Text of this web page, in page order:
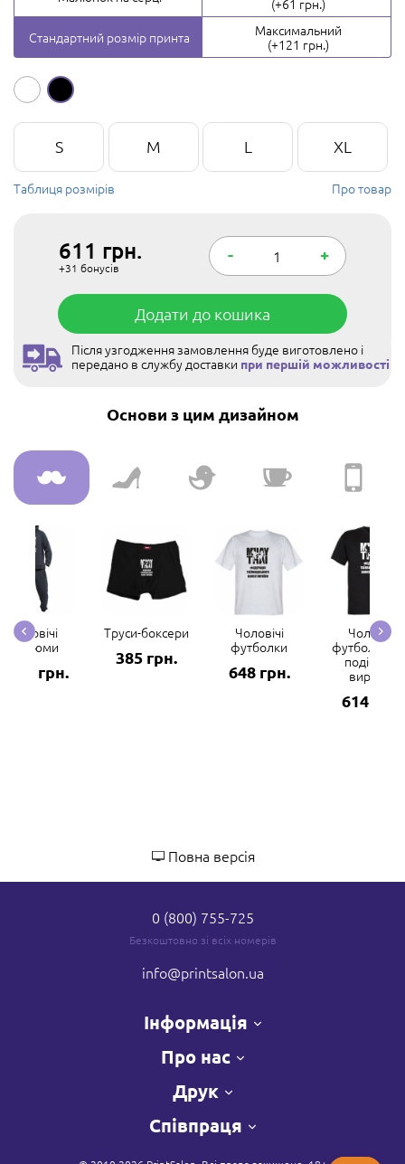
(+61 грн.)
Стандартний розмір принта
Максимальний
(+121 грн.)
S M L XL
Таблиця розмірів Про товар
611 грн.
+31 бонусів
- +
Додати до кошика
Після узгодження замовлення буде виготовлено і
передано в службу доставки при першій можливості
Основи з цим дизайном
Чоловічі
костюми
грн.
Труси-боксери
385 грн.
Чоловічі
футболки
648 грн.
Чоловічі
футболки з
подібним
вирізом
614 грн.
Повна версія
0 (800) 755-725
Безкоштовно зі всіх номерів
info@printsalon.ua
Інформація
Про нас
Друк
Співпраця